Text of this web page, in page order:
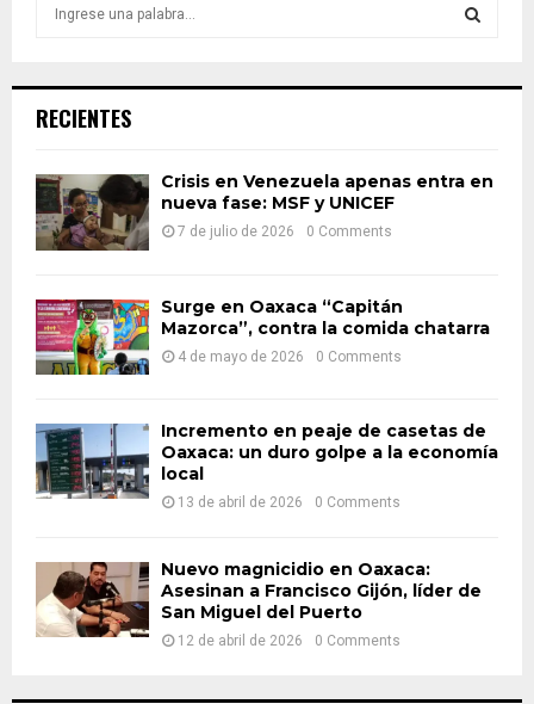
h
o
:
RECIENTES
Crisis en Venezuela apenas entra en
nueva fase: MSF y UNICEF
7 de julio de 2026 0 Comments
Surge en Oaxaca “Capitán
Mazorca”, contra la comida chatarra
4 de mayo de 2026 0 Comments
Incremento en peaje de casetas de
Oaxaca: un duro golpe a la economía
local
13 de abril de 2026 0 Comments
Nuevo magnicidio en Oaxaca:
Asesinan a Francisco Gijón, líder de
San Miguel del Puerto
12 de abril de 2026 0 Comments